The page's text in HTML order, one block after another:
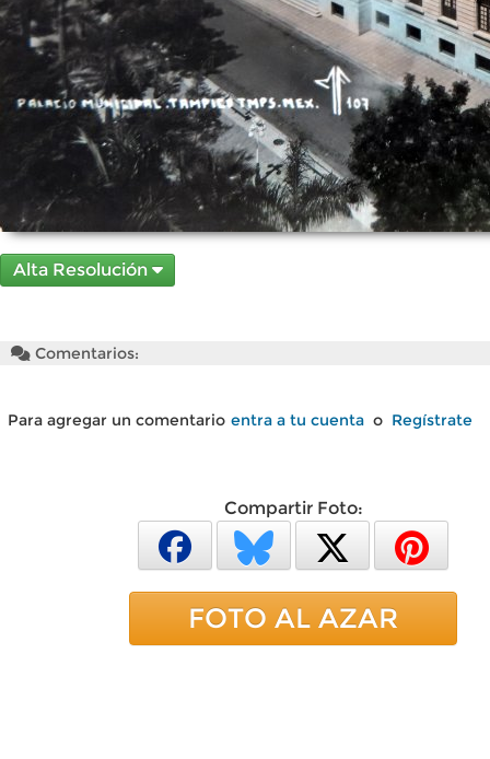
Alta Resolución
Comentarios:
Para agregar un comentario entra a tu cuenta o Regístrate
Compartir Foto:
FOTO AL AZAR